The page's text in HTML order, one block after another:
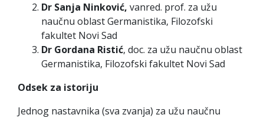
Dr Sanja Ninković, vanred. prof. za užu
naučnu oblast Germanistika, Filozofski
fakultet Novi Sad
Dr Gordana Ristić, doc. za užu naučnu oblast
Germanistika, Filozofski fakultet Novi Sad
Odsek za istoriju
Jednog nastavnika (sva zvanja) za užu naučnu